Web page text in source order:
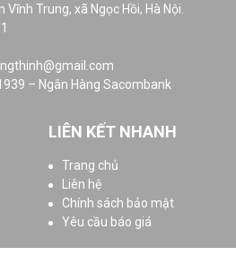
Vĩnh Trung, xã Ngọc Hồi, Hà Nội.
– Ngân Hàng Sacombank
LIÊN KẾT NHANH
Trang chủ
Liên hệ
Chính sách bảo mật
Yêu cầu báo giá